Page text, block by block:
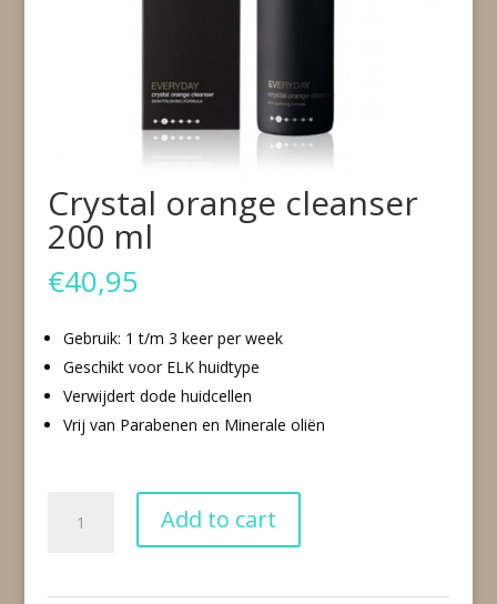
Crystal orange cleanser
200 ml
€40,95
Gebruik: 1 t/m 3 keer per week
Geschikt voor ELK huidtype
Verwijdert dode huidcellen
Vrij van Parabenen en Minerale oliën
orange
Add to cart